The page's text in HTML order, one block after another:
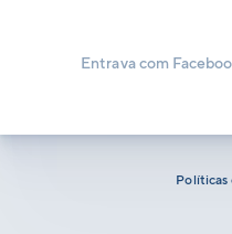
Entrava com
Políticas